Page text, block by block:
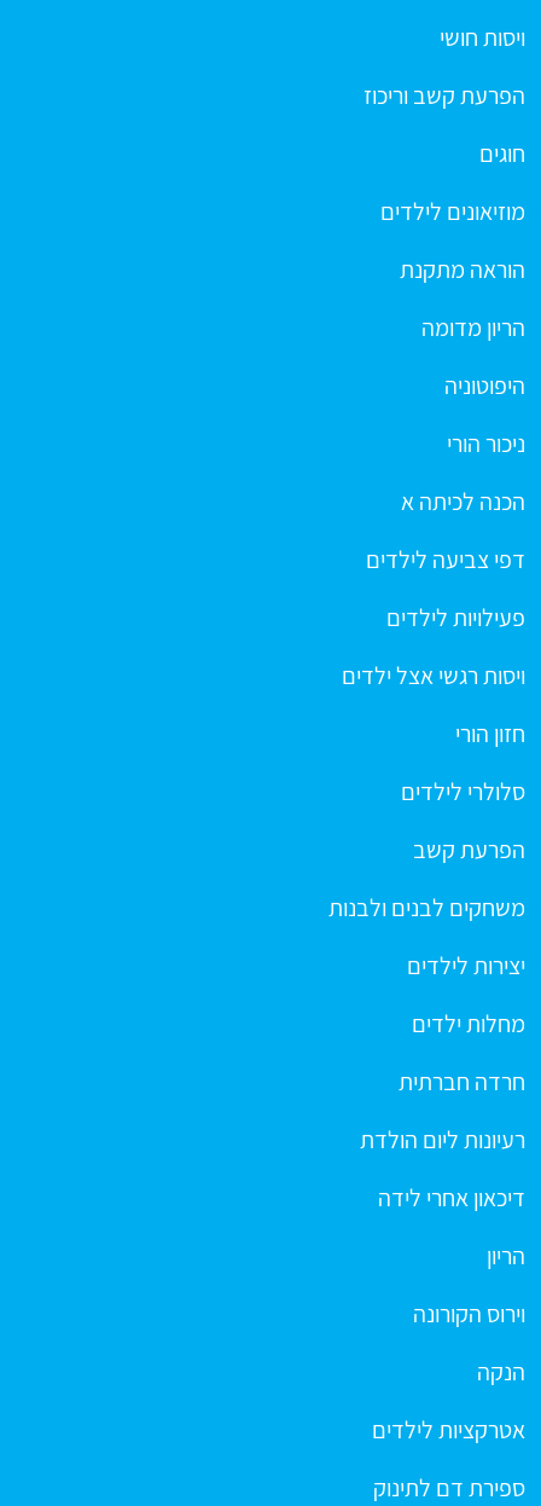
ויסות חושי
הפרעת קשב וריכוז
חוגים
מוזיאונים לילדים
הוראה מתקנת
הריון מדומה
היפוטוניה
ניכור הורי
הכנה לכיתה א
דפי צביעה לילדים
פעילויות לילדים
ויסות רגשי אצל ילדים
חזון הורי
סלולרי לילדים
הפרעת קשב
משחקים לבנים ולבנות
יצירות לילדים
מחלות ילדים
חרדה חברתית
רעיונות ליום הולדת
דיכאון אחרי לידה
הריון
וירוס הקורונה
הנקה
אטרקציות לילדים
ספירת דם לתינוק